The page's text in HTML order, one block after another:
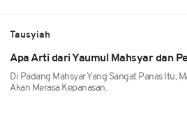
Tausyiah
Apa Arti dari Yaumul Mahsyar dan
Di Padang Mahsyar Yang Sangat Panas Itu,
Akan Merasa Kepanasan.